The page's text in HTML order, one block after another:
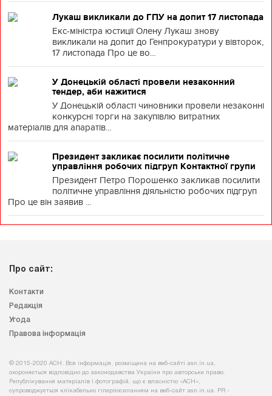
Лукаш викликали до ГПУ на допит 17 листопада
Екс-міністра юстиції Олену Лукаш знову
викликали на допит до Генпрокуратури у вівторок,
17 листопада Про це во...
У Донецькій області провели незаконний
тендер, аби нажитися
У Донецькій області чиновники провели незаконні
конкурсні торги на закупівлю витратних
матеріалів для апаратів...
Президент закликає посилити політичне
управління робочих підгруп Контактної групи
Президент Петро Порошенко закликав посилити
політичне управління діяльністю робочих підгруп
Про це він заявив ...
Про сайт:
Контакти
Редакція
Угода
Правова інформація
© 2015-2020 АСН. Вся інформація, розміщена на веб-сайті asn.in.ua,
охороняється відповідно до законодавства України про авторське право.
Републікування матеріалів і фотографій, що є власністю «АСН»,
супроводжується клікабельно гіперпосиланням на веб-сайт asn.іn.ua. PR -